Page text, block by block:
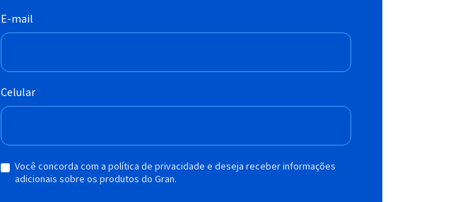
E-mail
Celular
Você concorda com a política de privacidade e deseja receber informações
adicionais sobre os produtos do Gran.